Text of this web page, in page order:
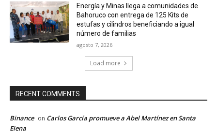
Energía y Minas llega a comunidades de
Bahoruco con entrega de 125 Kits de
estufas y cilindros beneficiando a igual
número de familias
agosto 7, 2026
Load more
RECENT COMMENTS
Binance on Carlos García promueve a Abel Martínez en Santa
Elena